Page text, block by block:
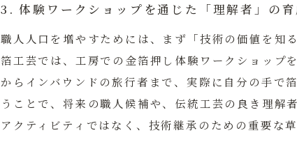
3. 体験ワークショップを通じた「理解者」の育
職人人口を増やすためには、まず「技術の価値を知
箔工芸では、工房での金箔押し体験ワークショップ
からインバウンドの旅行者まで、実際に自分の手で
うことで、将来の職人候補や、伝統工芸の良き理解
アクティビティではなく、技術継承のための重要な草